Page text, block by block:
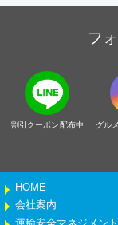
フ
割引クーポン配布中
グル
HOME
会社案内